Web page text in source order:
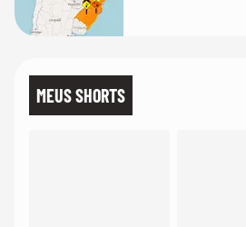
MEUS SHORTS